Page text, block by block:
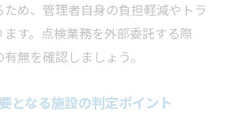
検報告書提出3年周期の管理方法
め、管理者自身の負担軽減やトラ
す。点検業務を外部委託する際
無を確認しましょう。
となる施設の判定ポイント